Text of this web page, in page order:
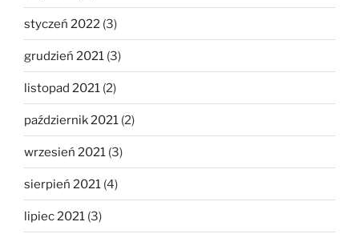
styczeń 2022 (3)
grudzień 2021 (3)
listopad 2021 (2)
październik 2021 (2)
wrzesień 2021 (3)
sierpień 2021 (4)
lipiec 2021 (3)